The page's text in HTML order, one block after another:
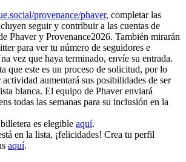
provenance/phaver, completar las
seguir y contribuir a las cuentas de
Phaver y Provenance2026. También mirarán
para ver tu número de seguidores e
vez que haya terminado, envíe su entrada.
que este es un proceso de solicitud, por lo
aumentará sus posibilidades de ser
blanca. El equipo de Phaver enviará
todas las semanas para su inclusión en la
es elegible aquí.
en la lista, ¡felicidades! Crea tu perfil
aquí.